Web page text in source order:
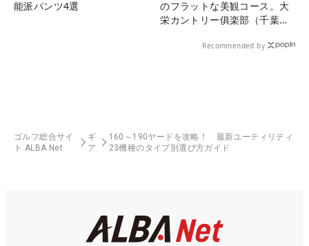
能派パンツ4選
のフラットな美観コース。大
栄カントリー俱楽部（千葉
Recommended by
ゴルフ総合サイ
ト ALBA Net
ギ
ア
160～190ヤードを攻略！ 最新ユーティリティ
23機種のタイプ別選び方ガイド